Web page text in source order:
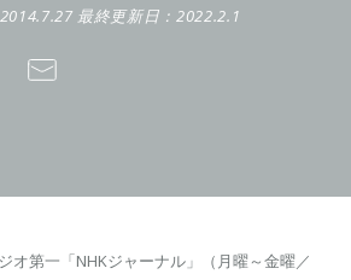
2014.7.27 最終更新日：2022.2.1
オ第一「NHKジャーナル」（月曜～金曜／